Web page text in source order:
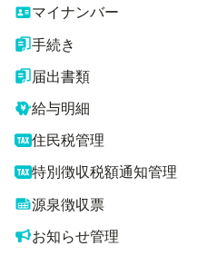
マイナンバー
手続き
届出書類
給与明細
住民税管理
特別徴収税額通知管理
源泉徴収票
お知らせ管理